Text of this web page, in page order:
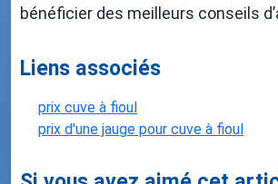
bénéficier des meilleurs conseils
Liens associés
prix cuve à fioul
prix d'une jauge pour cuve à fioul